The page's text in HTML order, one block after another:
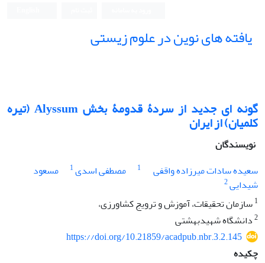
یافته های نوین در علوم زیستی
گونه ای جدید از سردۀ قدومۀ بخش Alyssum (تیره
کلمیان) از ایران
نویسندگان
سعیده سادات میرزاده واقفی
1 مصطفی اسدی1
مسعود
شیدایی2
1سازمان تحقیقات، آموزش و ترویج کشاورزی،
2دانشگاه شهیدبهشتی
https://doi.org/10.21859/acadpub.nbr.3.2.145
چکیده